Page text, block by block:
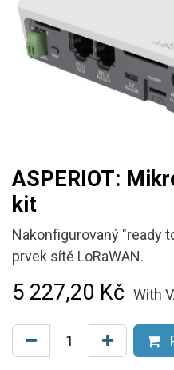
ASPERIOT:
kit
Nakonfigurovaný "ready
prvek sítě LoRaWAN.
5 227,20 Kč With